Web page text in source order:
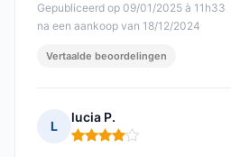
Gepubliceerd op 09/01/2025 à 11h33
na een aankoop van 18/12/2024
Vertaalde beoordelingen
L
lucia P.
Opmerking: 4 van 5